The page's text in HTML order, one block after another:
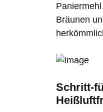
Bräunen
Schritt-